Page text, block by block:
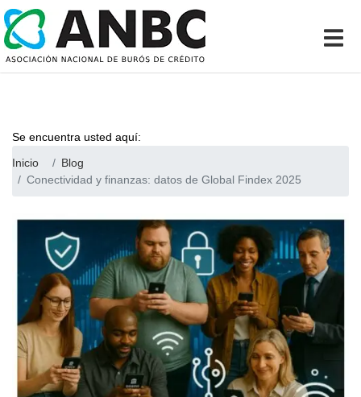
Se encuentra usted aquí:
Inicio
Blog
Conectividad y finanzas: datos de Global Findex 2025